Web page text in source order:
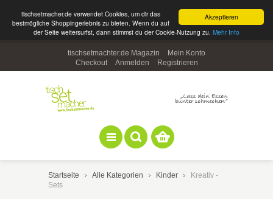
Akzeptieren
tischsetmacher.de verwendet Cookies, um dir das
bestmögliche Shoppingerlebnis zu bieten. Wenn du auf
der Seite weitersurfst, dann stimmst du der Cookie-Nutzung zu. Mehr Info
tischsetmachter.de Magazin
Mein Konto
Checkout
Anmelden Registrieren
Startseite Alle Kategorien Kinder
Kreativ -
Sets